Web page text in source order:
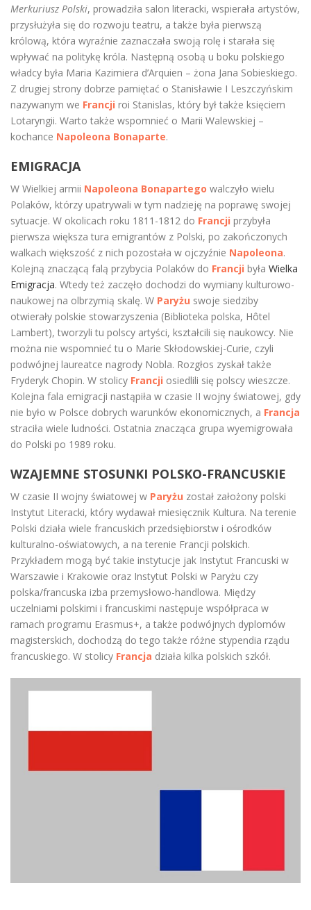
Merkuriusz Polski, prowadziła salon literacki, wspierała artystów,
przysłużyła się do rozwoju teatru, a także była pierwszą
królową, która wyraźnie zaznaczała swoją rolę i starała się
wpływać na politykę króla. Następną osobą u boku polskiego
władcy była Maria Kazimiera d’Arquien – żona Jana Sobieskiego.
Z drugiej strony dobrze pamiętać o Stanisławie I Leszczyńskim
nazywanym we Francji roi Stanislas, który był także księciem
Lotaryngii. Warto także wspomnieć o Marii Walewskiej –
kochance Napoleona Bonaparte.
EMIGRACJA
W Wielkiej armii Napoleona Bonapartego walczyło wielu
Polaków, którzy upatrywali w tym nadzieję na poprawę swojej
sytuacje. W okolicach roku 1811-1812 do Francji przybyła
pierwsza większa tura emigrantów z Polski, po zakończonych
walkach większość z nich pozostała w ojczyźnie Napoleona.
Kolejną znaczącą falą przybycia Polaków do Francji była Wielka
Emigracja. Wtedy też zaczęło dochodzi do wymiany kulturowo-
naukowej na olbrzymią skalę. W Paryżu swoje siedziby
otwierały polskie stowarzyszenia (Biblioteka polska, Hôtel
Lambert), tworzyli tu polscy artyści, kształcili się naukowcy. Nie
można nie wspomnieć tu o Marie Skłodowskiej-Curie, czyli
podwójnej laureatce nagrody Nobla. Rozgłos zyskał także
Fryderyk Chopin. W stolicy Francji osiedlili się polscy wieszcze.
Kolejna fala emigracji nastąpiła w czasie II wojny światowej, gdy
nie było w Polsce dobrych warunków ekonomicznych, a Francja
straciła wiele ludności. Ostatnia znacząca grupa wyemigrowała
do Polski po 1989 roku.
WZAJEMNE STOSUNKI POLSKO-FRANCUSKIE
W czasie II wojny światowej w Paryżu został założony polski
Instytut Literacki, który wydawał miesięcznik Kultura. Na terenie
Polski działa wiele francuskich przedsiębiorstw i ośrodków
kulturalno-oświatowych, a na terenie Francji polskich.
Przykładem mogą być takie instytucje jak Instytut Francuski w
Warszawie i Krakowie oraz Instytut Polski w Paryżu czy
polska/francuska izba przemysłowo-handlowa. Między
uczelniami polskimi i francuskimi następuje współpraca w
ramach programu Erasmus+, a także podwójnych dyplomów
magisterskich, dochodzą do tego także różne stypendia rządu
francuskiego. W stolicy Francja działa kilka polskich szkół.